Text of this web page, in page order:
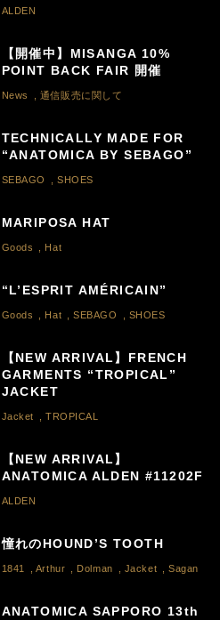
ALDEN
【開催中】MISANGA 10%
POINT BACK FAIR 開催
News , 通信販売に関して
TECHNICALLY MADE FOR
“ANATOMICA BY SEBAGO”
SEBAGO ,SHOES
MARIPOSA HAT
Goods , Hat
“L’ESPRIT AMÉRICAIN”
Goods , Hat ,SEBAGO , SHOES
【NEW ARRIVAL】FRENCH
GARMENTS “TROPICAL”
JACKET
Jacket ,TROPICAL
【NEW ARRIVAL】
ANATOMICA ALDEN #11202F
ALDEN
憧れのHOUND’S TOOTH
1841 , Arthur , Dolman , Jacket ,Sagan
ANATOMICA SAPPORO 13th